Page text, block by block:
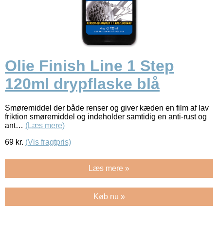
Olie Finish Line 1 Step
120ml drypflaske blå
Smøremiddel der både renser og giver kæden en film af lav
friktion smøremiddel og indeholder samtidig en anti-rust og
ant… (Læs mere)
69 kr. (Vis fragtpris)
Læs mere »
Køb nu »